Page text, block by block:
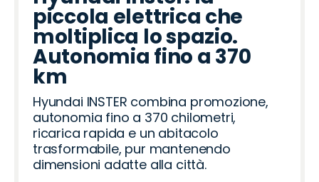
piccola elettrica che
moltiplica lo spazio.
Autonomia fino a 370
km
Hyundai INSTER combina promozione,
autonomia fino a 370 chilometri,
ricarica rapida e un abitacolo
trasformabile, pur mantenendo
dimensioni adatte alla città.